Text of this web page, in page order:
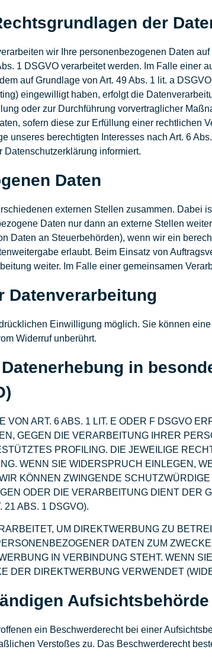
der
wir Ihre personenbezogenen Daten
1 DSGVO verarbeitet werden. Im Falle
auf Grundlage von Art. 49 Abs. 1 lit. a
eingewilligt haben, erfolgt die
oder zur Durchführung vorvertraglicher
sofern diese zur Erfüllung einer rechtlichen
unseres berechtigten Interesses nach Art. 6
informiert.
Daten
externen Stellen zusammen.
Daten nur dann an externe Stellen
Daten an Steuerbehörden), wenn wir ein
erlaubt. Beim Einsatz von
weiter. Im Falle einer gemeinsamen
Datenverarbeitung
Einwilligung möglich. Sie können
Widerruf unberührt.
in
ART. 6 ABS. 1 LIT. E ODER F DSGVO
GEGEN DIE VERARBEITUNG IHRER
PROFILING. DIE JEWEILIGE
WENN SIE WIDERSPRUCH EINLEGEN,
KÖNNEN ZWINGENDE
ODER DIE VERARBEITUNG DIENT DER
ABS. 1 DSGVO).
UM DIREKTWERBUNG ZU
DATEN ZUM
IN VERBINDUNG STEHT. WENN
DER DIREKTWERBUNG VERWENDET
Aufsichts­behörde
ein Beschwerderecht bei einer
Verstoßes zu. Das Beschwerderecht